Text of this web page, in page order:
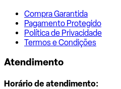
Compra Garantida
Pagamento Protegido
Política de Privacidade
Termos e Condições
Atendimento
Horário de atendimento: